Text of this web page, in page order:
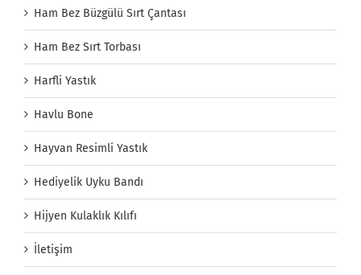
Ham Bez Büzgülü Sırt Çantası
Ham Bez Sırt Torbası
Harfli Yastık
Havlu Bone
Hayvan Resimli Yastık
Hediyelik Uyku Bandı
Hijyen Kulaklık Kılıfı
İletişim